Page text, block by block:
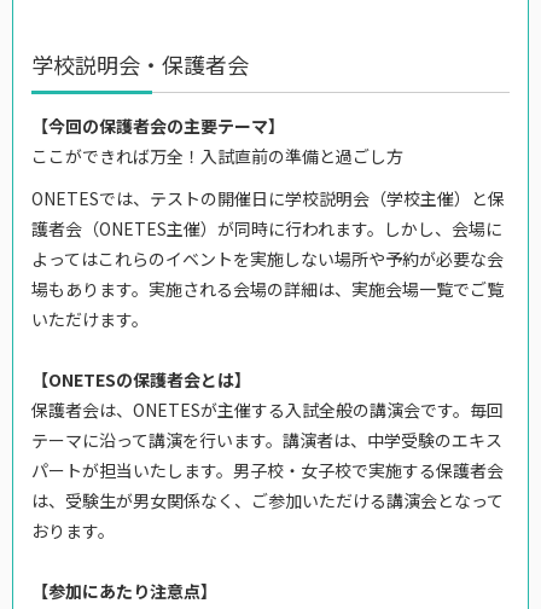
学校説明会・保護者会
【今回の保護者会の主要テーマ】
ここができれば万全！入試直前の準備と過ごし方
ONETESでは、テストの開催日に学校説明会（学校主催）と保
護者会（ONETES主催）が同時に行われます。しかし、会場に
よってはこれらのイベントを実施しない場所や予約が必要な会
場もあります。実施される会場の詳細は、実施会場一覧でご覧
いただけます。
【ONETESの保護者会とは】
保護者会は、ONETESが主催する入試全般の講演会です。毎回
テーマに沿って講演を行います。講演者は、中学受験のエキス
パートが担当いたします。男子校・女子校で実施する保護者会
は、受験生が男女関係なく、ご参加いただける講演会となって
おります。
【参加にあたり注意点】